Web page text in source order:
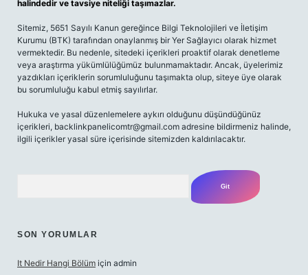
halindedir ve tavsiye niteliği taşımazlar.
Sitemiz, 5651 Sayılı Kanun gereğince Bilgi Teknolojileri ve İletişim
Kurumu (BTK) tarafından onaylanmış bir Yer Sağlayıcı olarak hizmet
vermektedir. Bu nedenle, sitedeki içerikleri proaktif olarak denetleme
veya araştırma yükümlülüğümüz bulunmamaktadır. Ancak, üyelerimiz
yazdıkları içeriklerin sorumluluğunu taşımakta olup, siteye üye olarak
bu sorumluluğu kabul etmiş sayılırlar.
Hukuka ve yasal düzenlemelere aykırı olduğunu düşündüğünüz
içerikleri, backlinkpanelicomtr@gmail.com adresine bildirmeniz halinde,
ilgili içerikler yasal süre içerisinde sitemizden kaldırılacaktır.
SON YORUMLAR
It Nedir Hangi Bölüm için admin